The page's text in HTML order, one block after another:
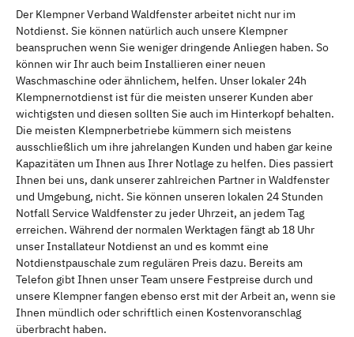
Der Klempner Verband Waldfenster arbeitet nicht nur im
Notdienst. Sie können natürlich auch unsere Klempner
beanspruchen wenn Sie weniger dringende Anliegen haben. So
können wir Ihr auch beim Installieren einer neuen
Waschmaschine oder ähnlichem, helfen. Unser lokaler 24h
Klempnernotdienst ist für die meisten unserer Kunden aber
wichtigsten und diesen sollten Sie auch im Hinterkopf behalten.
Die meisten Klempnerbetriebe kümmern sich meistens
ausschließlich um ihre jahrelangen Kunden und haben gar keine
Kapazitäten um Ihnen aus Ihrer Notlage zu helfen. Dies passiert
Ihnen bei uns, dank unserer zahlreichen Partner in Waldfenster
und Umgebung, nicht. Sie können unseren lokalen 24 Stunden
Notfall Service Waldfenster zu jeder Uhrzeit, an jedem Tag
erreichen. Während der normalen Werktagen fängt ab 18 Uhr
unser Installateur Notdienst an und es kommt eine
Notdienstpauschale zum regulären Preis dazu. Bereits am
Telefon gibt Ihnen unser Team unsere Festpreise durch und
unsere Klempner fangen ebenso erst mit der Arbeit an, wenn sie
Ihnen mündlich oder schriftlich einen Kostenvoranschlag
überbracht haben.